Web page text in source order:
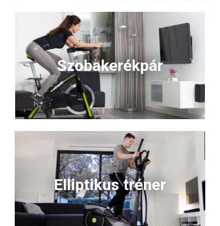
Szobakerékpár
Elliptikus tréner